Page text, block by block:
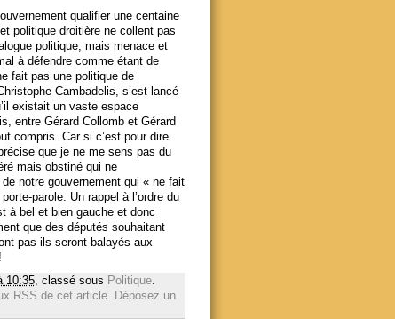
qualifier une centaine
politique droitière ne collent pas
politique, mais menace et
à défendre comme étant de
fait pas une politique de
Cambadelis, s’est lancé
existait un vaste espace
entre Gérard Collomb et Gérard
compris. Car si c’est pour dire
que je ne me sens pas du
mais obstiné qui ne
notre gouvernement qui « ne fait
parole. Un rappel à l’ordre du
à bel et bien gauche et donc
que des députés souhaitant
pas ils seront balayés aux
10:35, classé sous Politique.
RSS de cet article. Déposez un